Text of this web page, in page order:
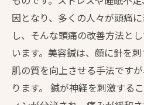
因となり、多くの人々が頭痛
し、そんな頭痛の改善方法と
います。美容鍼は、顔に針を
肌の質を向上させる手法です
ります。 鍼が神経を刺激する